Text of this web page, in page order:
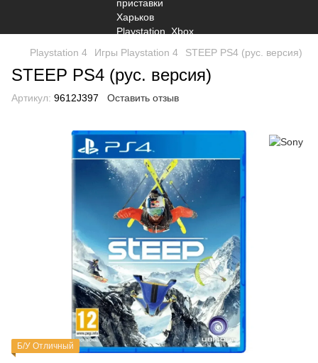
Playstation 4 Игры Playstation 4 STEEP PS4 (рус. версия)
STEEP PS4 (рус. версия)
Артикул: 9612J397 Оставить отзыв
Б/У Отличный